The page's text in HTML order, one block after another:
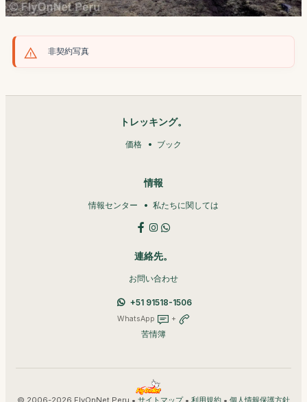
非契約写真
トレッキング。
価格 ブック
情報
情報センター 私たちに関しては
連絡先。
お問い合わせ
+51 91518-1506
WhatsApp +
苦情簿
© 2006-2026 FlyOnNet Peru • • •